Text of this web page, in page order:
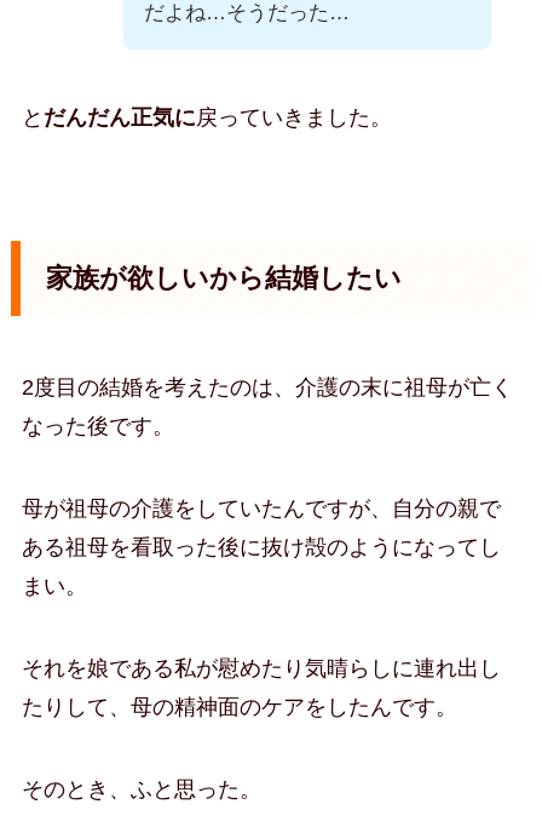
だよね…そうだった…
と だんだん正気に戻っていきました。
家族が欲しいから結婚したい
2度目の結婚を考えたのは、介護の末に祖母が亡く
なった後です。
母が祖母の介護をしていたんですが、自分の親で
ある祖母を看取った後に抜け殻のようになってし
まい。
それを娘である私が慰めたり気晴らしに連れ出し
たりして、母の精神面のケアをしたんです。
そのとき、ふと思った。